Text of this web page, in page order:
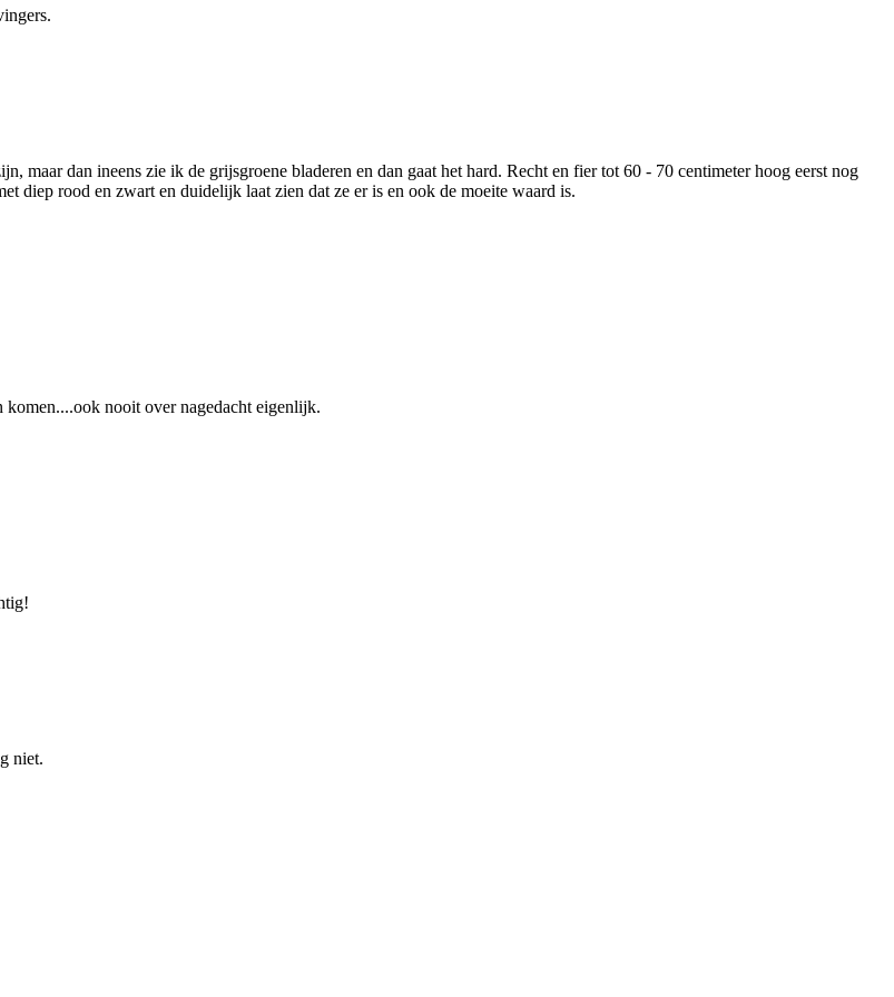
maar dan ineens zie ik de grijsgroene bladeren en dan gaat het hard. Recht en fier tot 60 - 70 centimeter hoog eerst nog
diep rood en zwart en duidelijk laat zien dat ze er is en ook de moeite waard is.
komen....ook nooit over nagedacht eigenlijk.
niet.